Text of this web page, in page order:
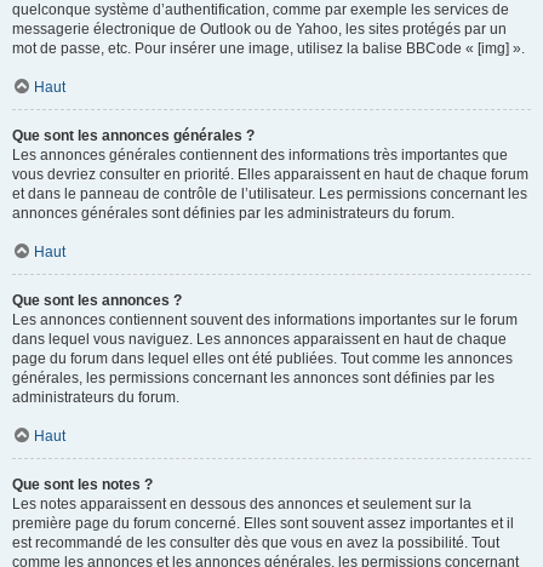
quelconque système d’authentification, comme par exemple les services de
messagerie électronique de Outlook ou de Yahoo, les sites protégés par un
mot de passe, etc. Pour insérer une image, utilisez la balise BBCode « [img] ».
Haut
Que sont les annonces générales ?
Les annonces générales contiennent des informations très importantes que
vous devriez consulter en priorité. Elles apparaissent en haut de chaque forum
et dans le panneau de contrôle de l’utilisateur. Les permissions concernant les
annonces générales sont définies par les administrateurs du forum.
Haut
Que sont les annonces ?
Les annonces contiennent souvent des informations importantes sur le forum
dans lequel vous naviguez. Les annonces apparaissent en haut de chaque
page du forum dans lequel elles ont été publiées. Tout comme les annonces
générales, les permissions concernant les annonces sont définies par les
administrateurs du forum.
Haut
Que sont les notes ?
Les notes apparaissent en dessous des annonces et seulement sur la
première page du forum concerné. Elles sont souvent assez importantes et il
est recommandé de les consulter dès que vous en avez la possibilité. Tout
comme les annonces et les annonces générales, les permissions concernant